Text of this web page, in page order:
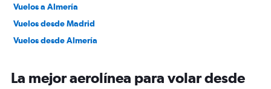
Vuelos a Almería
Vuelos desde Madrid
Vuelos desde Almería
La mejor aerolínea para volar desde